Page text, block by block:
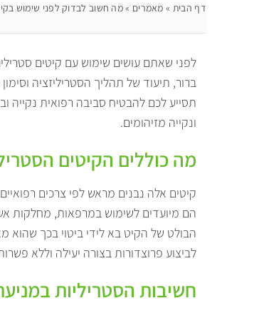
דף הבית » מאמרים »מה חשוב לבדוק לפני שימוש
לפני שאתם עושים שימוש עם קיטים
ברור, תיעוד של תהליך הסטריליזציה
תסייע לכם להבטיח סביבה רפואית נקייה
ונקייה מזיהומים.
מה כוללים הקיטים
קיטים אלה נבנים מראש לפי צרכים
הם מיועדים לשימוש במרפאות, מחלקות
הבולט של הקיט בא לידי ביטוי בכך שהוא
לביצוע פרוצדורות בצורה יעילה וללא
חשיבות הסטריליות